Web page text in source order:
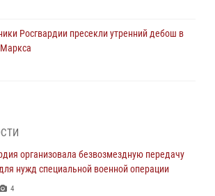
Росгвардии пресекли утренний дебош в
4
охраны Росгвардии пресекли
дебошира на автозаправочной станции
организовала безвозмездную передачу
нужд специальной военной операции
4